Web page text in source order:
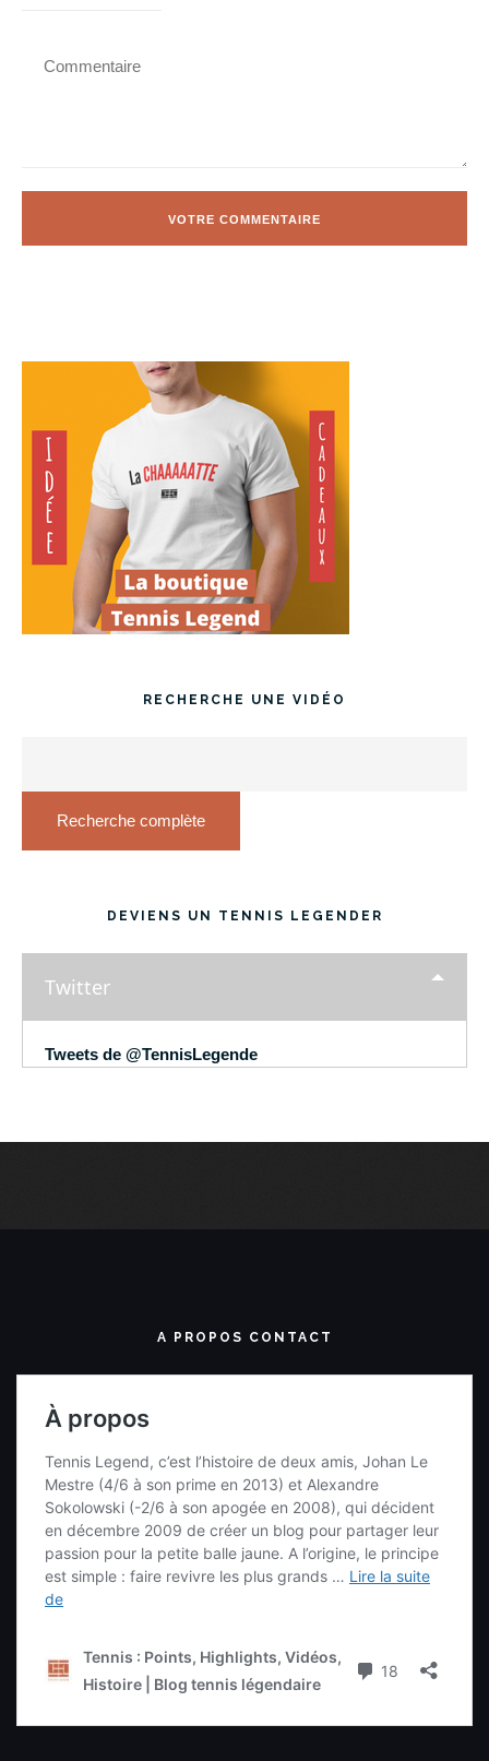
RECHERCHE UNE VIDÉO
Recherche complète
DEVIENS UN TENNIS LEGENDER
Twitter
Tweets de @TennisLegende
A PROPOS CONTACT